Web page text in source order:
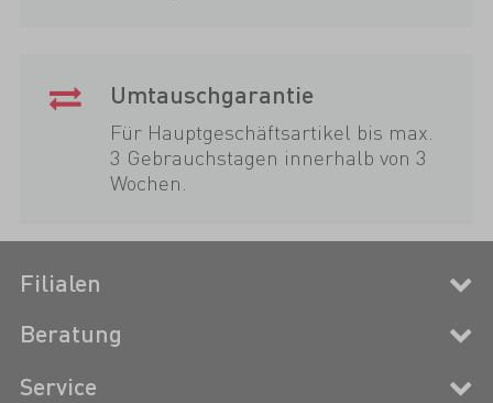
Umtauschgarantie
Für Hauptgeschäftsartikel bis max.
3 Gebrauchstagen innerhalb von 3
Wochen.
Filialen
Beratung
Service